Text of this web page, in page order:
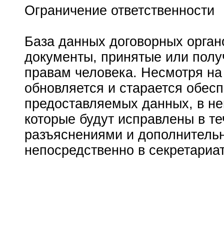
Ограничение ответственности
База данных договорных
документы, принятые или
правам человека. Несмотря
обновляется и старается
предоставляемых данных, в
которые будут исправлены в
разъяснениями и
непосредственно в